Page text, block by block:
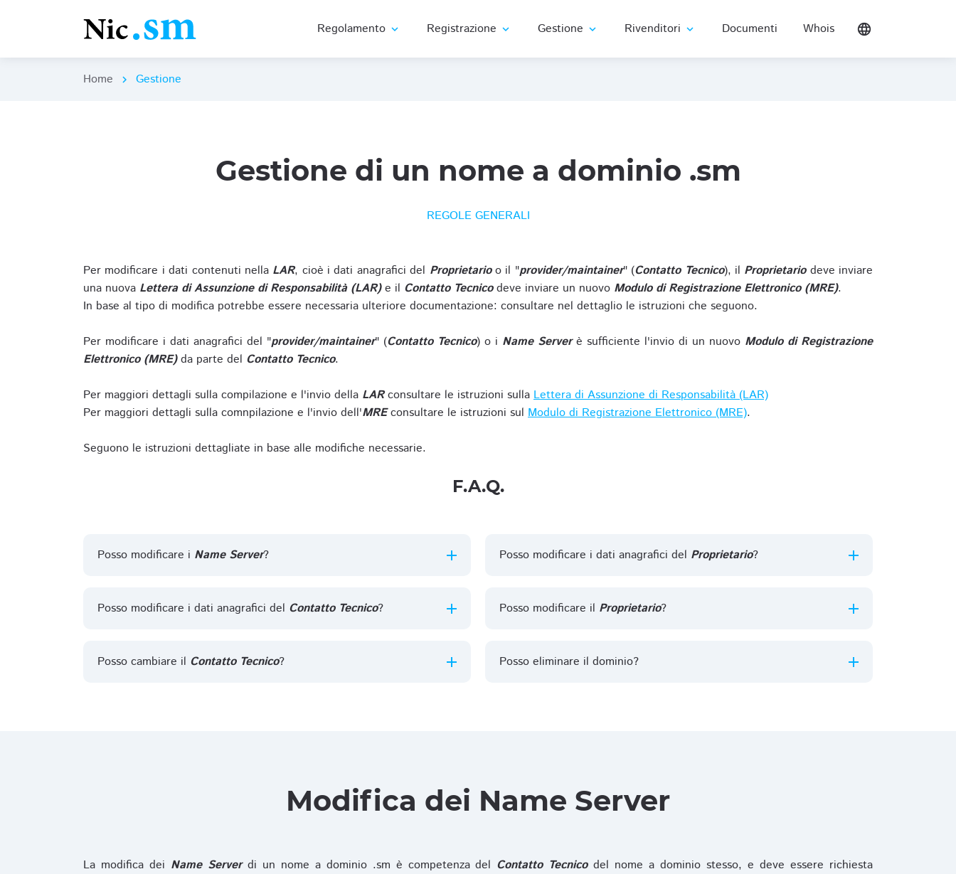
Regolamento expand_more Registrazione expand_more Gestione expand_more Rivenditori expand_more Documenti Whois language
Home chevron_right Gestione
Gestione di un nome a dominio .sm
REGOLE GENERALI
Per modificare i dati contenuti nella LAR, cioè i dati anagrafici del Proprietarioo il "provider/maintainer" (Contatto Tecnico), il Proprietariodeve inviare
una nuova Lettera di Assunzione di Responsabilità (LAR)e il Contatto Tecnicodeve inviare un nuovo Modulo di Registrazione Elettronico (MRE).
In base al tipo di modifica potrebbe essere necessaria ulteriore documentazione: consultare nel dettaglio le istruzioni che seguono.
Per modificare i dati anagrafici del "provider/maintainer" (Contatto Tecnico) o i Name Serverè sufficiente l'invio di un nuovo Modulo di Registrazione
Elettronico (MRE)da parte del Contatto Tecnico.
Per maggiori dettagli sulla compilazione e l'invio della LARconsultare le istruzioni sulla Lettera di Assunzione di Responsabilità (LAR)
Per maggiori dettagli sulla comnpilazione e l'invio dell'MREconsultare le istruzioni sul Modulo di Registrazione Elettronico (MRE).
Seguono le istruzioni dettagliate in base alle modifiche necessarie.
F.A.Q.
Posso modificare i Name Server?
Posso modificare i dati anagrafici del Contatto Tecnico?
Posso cambiare il Contatto Tecnico?
Posso modificare i dati anagrafici del Proprietario?
Posso modificare il Proprietario?
Posso eliminare il dominio?
Modifica dei Name Server
La modifica dei Name Serverdi un nome a dominio .sm è competenza del Contatto Tecnicodel nome a dominio stesso, e deve essere richiesta